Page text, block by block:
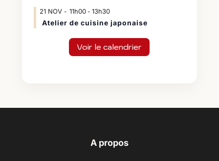
21 NOV 11h00- 13h30
Atelier de cuisine japonaise
Voir le calendrier
A propos